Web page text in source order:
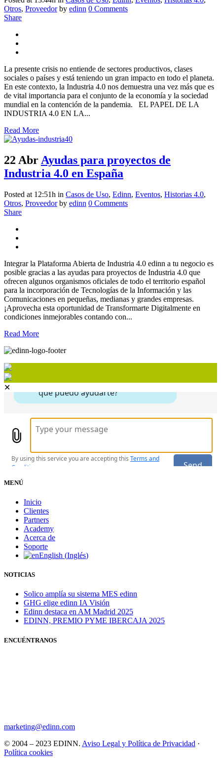
Otros, Proveedor by edinn 0 Comments
Share
La presente crisis no entiende de sectores productivos, clases
sociales o países y está teniendo un gran impacto en todo el planeta.
En este contexto, la Industria 4.0 nos demuestra una vez más que es
de vital importancia para el conjunto de la economía y la sociedad
mundial en la contención de la pandemia. EL PAPEL DE LA
INDUSTRIA 4.0 EN LA...
Read More
22 Abr Ayudas para proyectos de
Industria 4.0 en España
Posted at 12:51h in Casos de Uso, Edinn, Eventos, Historias 4.0,
Otros, Proveedor by edinn 0 Comments
Share
Integrar la Plataforma Abierta de Industria 4.0 edinn a tu negocio es
posible gracias a las ayudas para proyectos de Industria 4.0 que
ofrecen algunos organismos oficiales de todo el territorio español
para la incorporación de Tecnologías de la Información y las
Comunicaciones en pequeñas, medianas y grandes empresas.
¡Aprovecha esta oportunidad de Transformarte Digitalmente en
condiciones inmejorables contando con...
Read More
✕
MENÚ
Inicio
Clientes
Partners
Academy
Acerca de
Soporte
English (Inglés)
NOTICIAS
Solico amplía su sistema MES edinn
GHG elige edinn IA Visión
Edinn destaca en AM Madrid 2025
EDINN, PREMIO PYME IBERCAJA 2025
ENCUÉNTRANOS
marketing@edinn.com
© 2004 – 2023 EDINN. Aviso Legal y Política de Privacidad ·
Política cookies